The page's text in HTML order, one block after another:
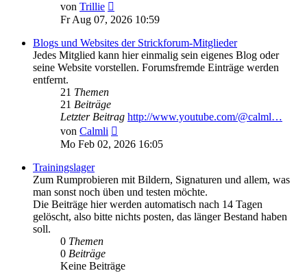
von Trillie
Beitrag
Fr Aug 07, 2026 10:59
Blogs und Websites der Strickforum-Mitglieder
Jedes Mitglied kann hier einmalig sein eigenes Blog oder
seine Website vorstellen. Forumsfremde Einträge werden
entfernt.
21 Themen
21 Beiträge
Letzter Beitrag http://www.youtube.com/@calml…
von Calmli
Beitrag
Mo Feb 02, 2026 16:05
Trainingslager
Zum Rumprobieren mit Bildern, Signaturen und allem, was
man sonst noch üben und testen möchte.
Die Beiträge hier werden automatisch nach 14 Tagen
gelöscht, also bitte nichts posten, das länger Bestand haben
soll.
0 Themen
0 Beiträge
Keine Beiträge